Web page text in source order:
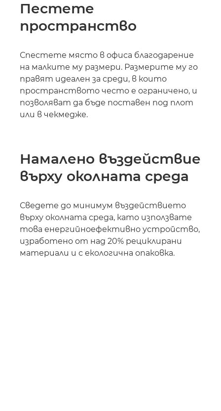
Пестете
пространство
Спестете място в офиса благодарение
на малките му размери. Размерите му го
правят идеален за среди, в които
пространството често е ограничено, и
позволяват да бъде поставен под плот
или в чекмедже.
Намалено въздействие
върху околната среда
Сведете до минимум въздействието
върху околната среда, като използвате
това енергийноефективно устройство,
изработено от над 20% рециклирани
материали и с екологична опаковка.